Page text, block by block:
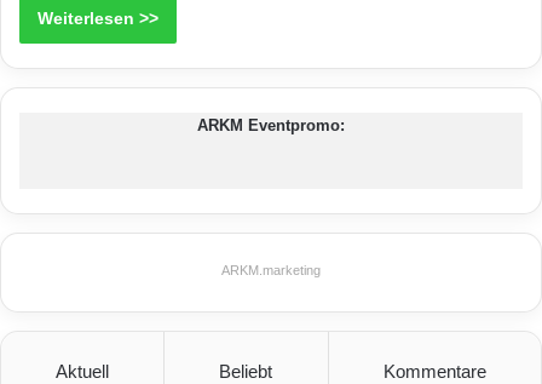
Weiterlesen >>
ARKM Eventpromo:
ARKM.marketing
Aktuell Beliebt Kommentare